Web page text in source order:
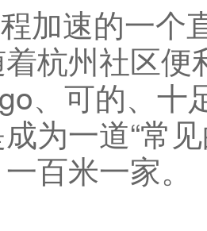
加速的一个
杭州社区
、可的、十
为一道“常
百米一家。